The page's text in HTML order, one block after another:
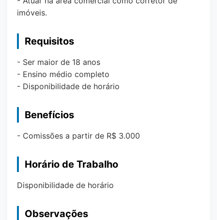
imóveis.
Requisitos
- Ser maior de 18 anos
- Ensino médio completo
- Disponibilidade de horário
Benefícios
- Comissões a partir de R$ 3.000
Horário de Trabalho
Disponibilidade de horário
Observações